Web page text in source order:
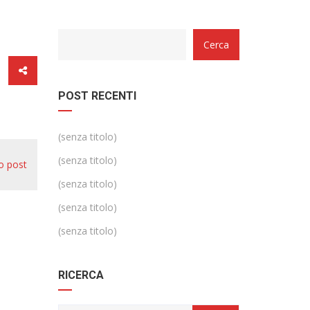
post
Cerca
POST RECENTI
(senza titolo)
(senza titolo)
(senza titolo)
(senza titolo)
(senza titolo)
RICERCA